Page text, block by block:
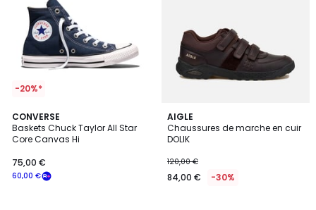
-20%*
CONVERSE
Baskets Chuck Taylor All Star
Core Canvas Hi
60,00 €
75,00 €
4,6
/ 5
7
Couleurs
AIGLE
Chaussures de marche en cuir
DOLIK
120,00 €
84,00 € -30%